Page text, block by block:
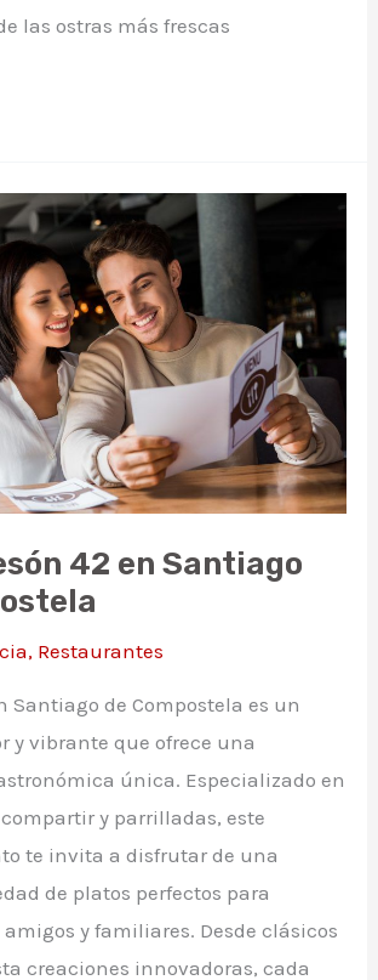
las ostras más frescas
42 en Santiago
, Restaurantes
Santiago de Compostela es un
y vibrante que ofrece una
única. Especializado en
y parrilladas, este
te invita a disfrutar de una
de platos perfectos para
y familiares. Desde clásicos
creaciones innovadoras, cada